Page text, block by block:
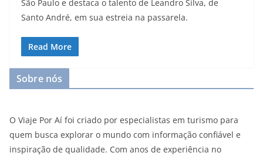
São Paulo e destaca o talento de Leandro Silva, de
Santo André, em sua estreia na passarela.
Read More
Sobre nós
O Viaje Por Aí foi criado por especialistas em turismo para
quem busca explorar o mundo com informação confiável e
inspiração de qualidade. Com anos de experiência no